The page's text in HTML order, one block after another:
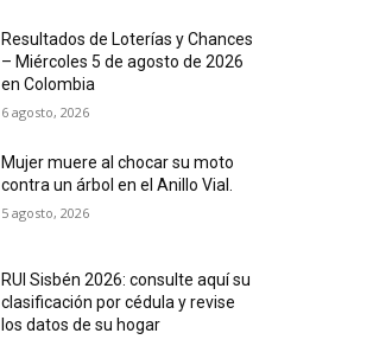
Resultados de Loterías y Chances
– Miércoles 5 de agosto de 2026
en Colombia
6 agosto, 2026
Mujer muere al chocar su moto
contra un árbol en el Anillo Vial.
5 agosto, 2026
RUI Sisbén 2026: consulte aquí su
clasificación por cédula y revise
los datos de su hogar